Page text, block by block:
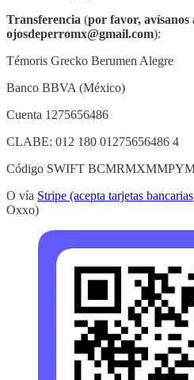
Transferencia (por favor, avísanos
ojosdeperromx@gmail.com):
Témoris Grecko Berumen Alegre
Banco BBVA (México)
Cuenta 1275656486
CLABE: 012 180 01275656486 4
Código SWIFT
O vía Stripe (acepta tarjetas bancarias
Oxxo)